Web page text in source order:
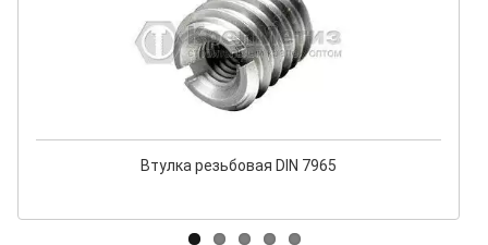
Втулка резьбовая DIN 7965